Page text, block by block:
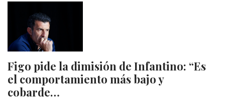
Figo pide la dimisión de Infantino: “Es
el comportamiento más bajo y
cobarde…